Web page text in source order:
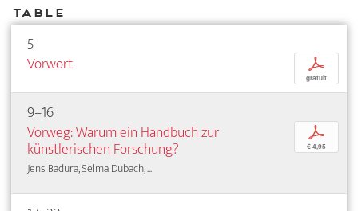
Table
5
Vorwort
p
gratuit
9–16
Vorweg: Warum ein Handbuch zur
künstlerischen Forschung?
Jens Badura, Selma Dubach, ...
p
€ 4,95